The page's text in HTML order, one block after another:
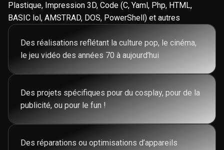
Des réalisations reflétant la culture pop, le cinéma,
le jeu vidéo des années 70 à aujourd’hui
Des projets spécifiques pour du cosplay, pour de la
publicité, ou pour le fun !
Des réparations ou optimisations d’appareils
Plastique, Impression 3D, Code (C, Yaml, Php, HTML,
BASIC lol, AMSTRAD, DOS, PowerShell) et autres